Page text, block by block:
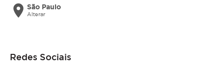
location_on São Paulo
Alterar
Redes Sociais